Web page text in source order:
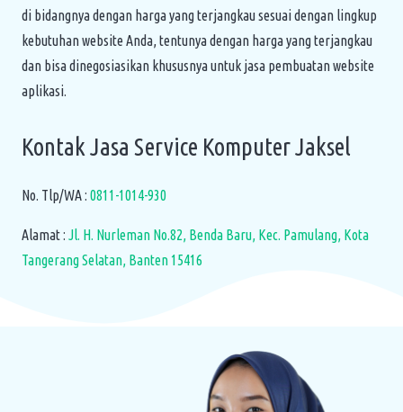
di bidangnya dengan harga yang terjangkau sesuai dengan lingkup
kebutuhan website Anda, tentunya dengan harga yang terjangkau
dan bisa dinegosiasikan khususnya untuk jasa pembuatan website
aplikasi.
Kontak Jasa Service Komputer Jaksel
No. Tlp/WA : 0811-1014-930
Alamat : Jl. H. Nurleman No.82, Benda Baru, Kec. Pamulang, Kota
Tangerang Selatan, Banten 15416